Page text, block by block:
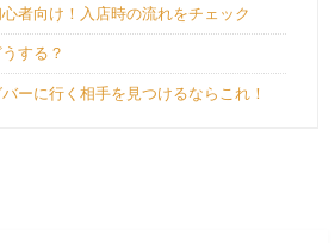
者向け！入店時の流れをチェック
する？
ーに行く相手を見つけるならこれ！